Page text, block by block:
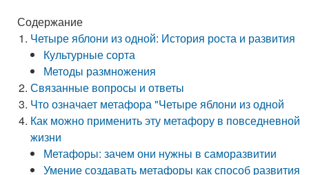
Содержание
Четыре яблони из одной: История роста и развития
Культурные сорта
Методы размножения
Связанные вопросы и ответы
Что означает метафора "Четыре яблони из одной
Как можно применить эту метафору в повседневной
жизни
Метафоры: зачем они нужны в саморазвитии
Умение создавать метафоры как способ развития